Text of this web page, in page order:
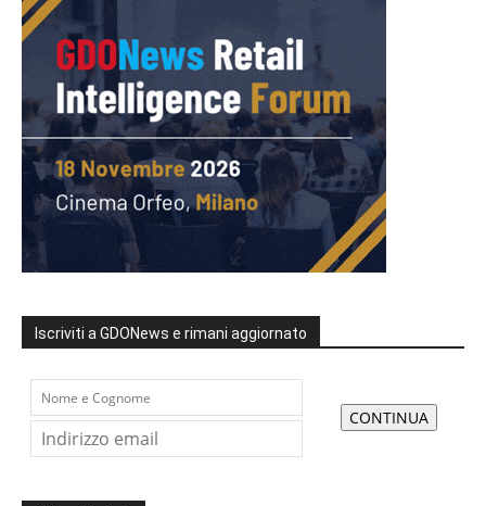
Iscriviti a GDONews e rimani aggiornato